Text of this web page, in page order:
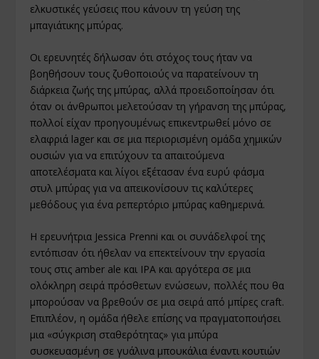
ελκυστικές γεύσεις που κάνουν τη γεύση της
μπαγιάτικης μπύρας.
Οι ερευνητές δήλωσαν ότι στόχος τους ήταν να
βοηθήσουν τους ζυθοποιούς να παρατείνουν τη
διάρκεια ζωής της μπύρας, αλλά προειδοποίησαν ότι
όταν οι άνθρωποι μελετούσαν τη γήρανση της μπύρας,
πολλοί είχαν προηγουμένως επικεντρωθεί μόνο σε
ελαφριά lager και σε μια περιορισμένη ομάδα χημικών
ουσιών για να επιτύχουν τα απαιτούμενα
αποτελέσματα και λίγοι εξέτασαν ένα ευρύ φάσμα
στυλ μπύρας για να απεικονίσουν τις καλύτερες
μεθόδους για ένα ρεπερτόριο μπύρας καθημερινά.
Η ερευνήτρια Jessica Prenni και οι συνάδελφοί της
εντόπισαν ότι ήθελαν να επεκτείνουν την εργασία
τους στις amber ale και IPA και αργότερα σε μια
ολόκληρη σειρά πρόσθετων ενώσεων, πολλές που θα
μπορούσαν να βρεθούν σε μια σειρά από μπίρες craft.
Επιπλέον, η ομάδα ήθελε επίσης να πραγματοποιήσει
μια «σύγκριση σταθερότητας» για μπύρα
συσκευασμένη σε γυάλινα μπουκάλια έναντι κουτιών